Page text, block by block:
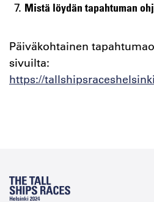
Mistä löydän tapahtuman
Päiväkohtainen
sivuilta:
https://